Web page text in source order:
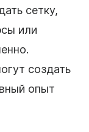
сетку,
или
создать
опыт